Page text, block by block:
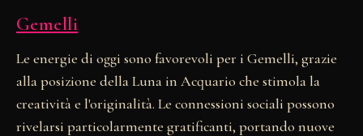
Gemelli
Le energie di oggi sono favorevoli per i Gemelli, grazie
alla posizione della Luna in Acquario che stimola la
creatività e l'originalità. Le connessioni sociali possono
rivelarsi particolarmente gratificanti, portando nuove